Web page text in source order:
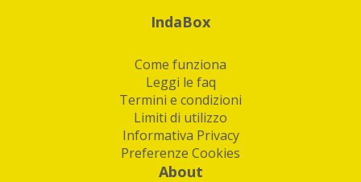
IndaBox
Come funziona
Leggi le faq
Termini e condizioni
Limiti di utilizzo
Informativa Privacy
Preferenze Cookies
About